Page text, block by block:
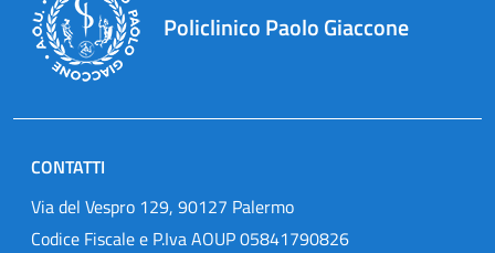
Policlinico Paolo Giaccone
CONTATTI
Via del Vespro 129, 90127 Palermo
Codice Fiscale e P.Iva AOUP 05841790826